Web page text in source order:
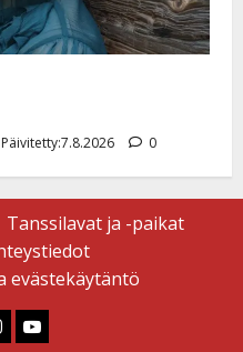
0
Tanssilavat ja -paikat
evästekäytäntö
Youtube